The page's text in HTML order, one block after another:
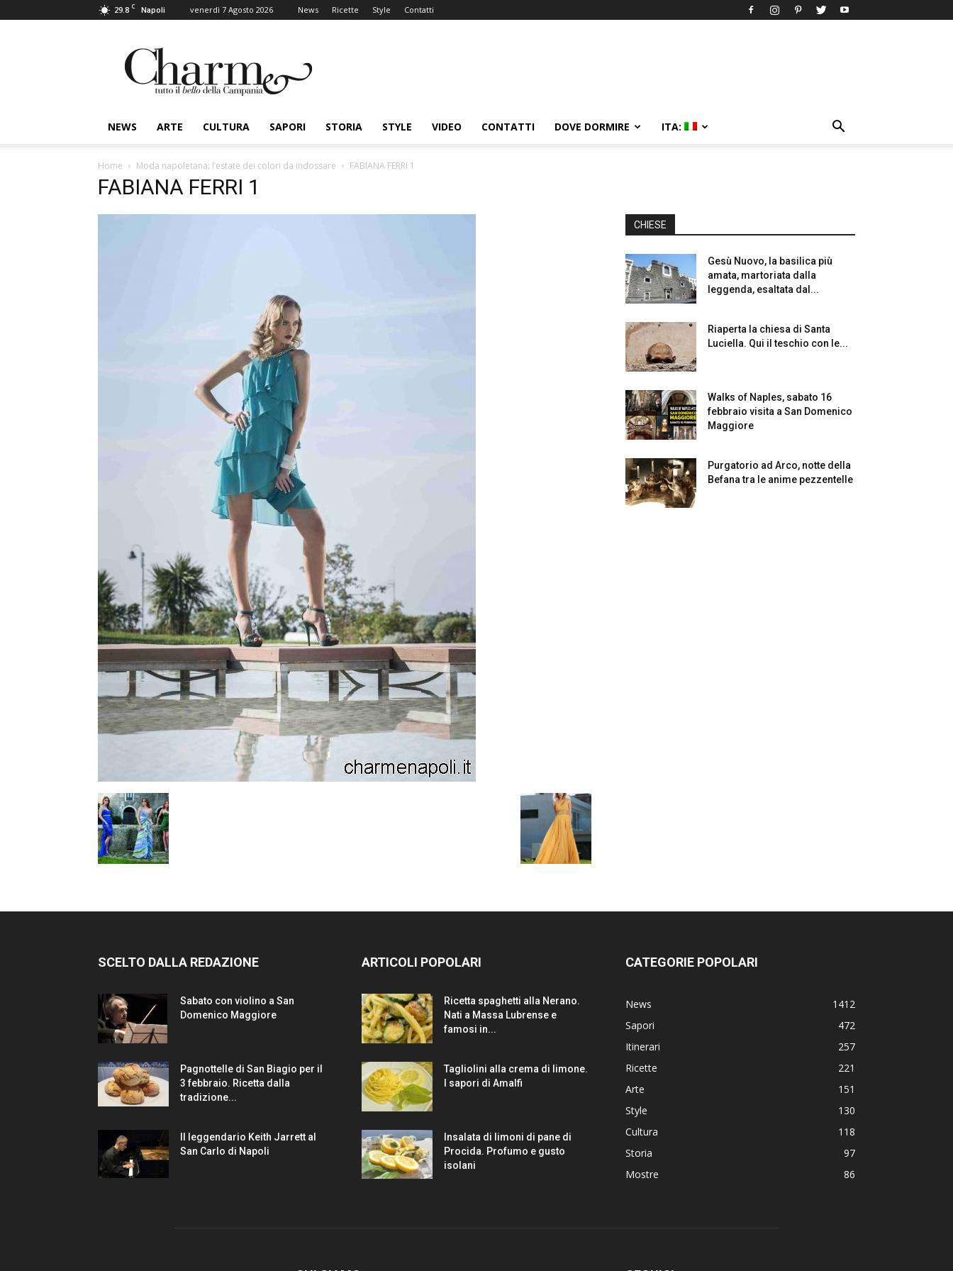
29.8 C Napoli venerdì 7 Agosto 2026 News Ricette Style Contatti
Charme
NEWS ARTE CULTURA SAPORI STORIA STYLE VIDEO CONTATTI DOVE DORMIRE ITA:
Home Moda napoletana: l’estate dei colori da indossare FABIANA FERRI 1
FABIANA FERRI 1
CHIESE
Gesù Nuovo, la basilica più
amata, martoriata dalla
leggenda, esaltata dal...
Riaperta la chiesa di Santa
Luciella. Qui il teschio con le...
Walks of Naples, sabato 16
febbraio visita a San Domenico
Maggiore
Purgatorio ad Arco, notte della
Befana tra le anime pezzentelle
SCELTO DALLA REDAZIONE
Sabato con violino a San
Domenico Maggiore
Pagnottelle di San Biagio per il
3 febbraio. Ricetta dalla
tradizione...
Il leggendario Keith Jarrett al
San Carlo di Napoli
ARTICOLI POPOLARI
Ricetta spaghetti alla Nerano.
Nati a Massa Lubrense e
famosi in...
Tagliolini alla crema di limone.
I sapori di Amalfi
Insalata di limoni di pane di
Procida. Profumo e gusto
isolani
CATEGORIE POPOLARI
News
1412
Sapori
472
Itinerari
257
Ricette
221
Arte
151
Style
130
Cultura
118
Storia
97
Mostre
86